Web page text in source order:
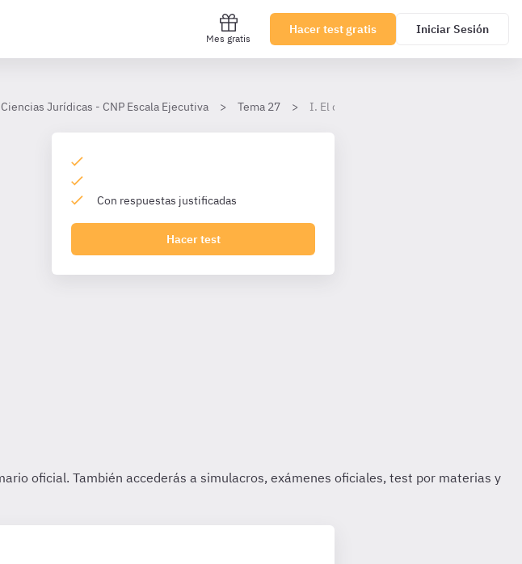
Mes gratis
Hacer test gratis Iniciar Sesión
Ciencias Jurídicas - CNP Escala Ejecutiva Tema 27 I. El dolo
Con respuestas justificadas
Hacer test